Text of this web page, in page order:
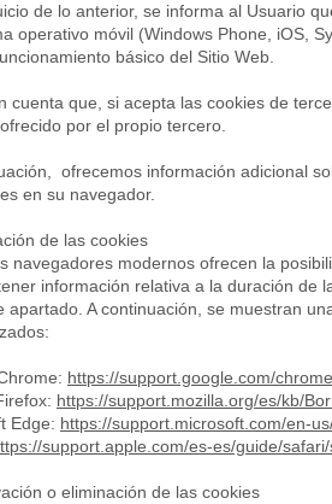
de lo anterior, se informa al Usuario
operativo móvil (Windows Phone, iOS,
básico del Sitio Web.
cuenta que, si acepta las cookies de
por el propio tercero.
ofrecemos información adicional
en su navegador.
de las cookies
navegadores modernos ofrecen la
información relativa a la duración de
apartado. A continuación, se muestran
https://support.google.com/
https://support.mozilla.org/es/kb/
Edge: https://support.microsoft.com/en-
support.apple.com/es-es/guide/
o eliminación de las cookies